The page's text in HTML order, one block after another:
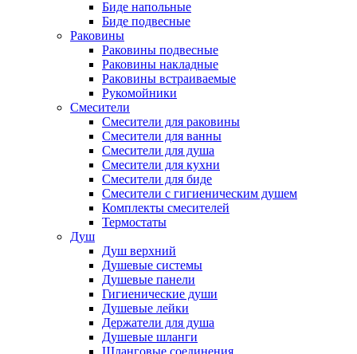
Биде напольные
Биде подвесные
Раковины
Раковины подвесные
Раковины накладные
Раковины встраиваемые
Рукомойники
Смесители
Смесители для раковины
Смесители для ванны
Смесители для душа
Смесители для кухни
Смесители для биде
Смесители с гигиеническим душем
Комплекты смесителей
Термостаты
Душ
Душ верхний
Душевые системы
Душевые панели
Гигиенические души
Душевые лейки
Держатели для душа
Душевые шланги
Шланговые соединения